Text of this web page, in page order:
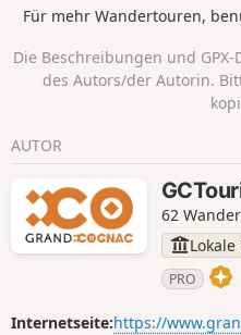
besticht durch große
Fluss „Né“ liegen. Einige
zu sehen.
Für mehr Wandertouren,
Die Beschreibungen und
des Autors/der Autorin.
AUTOR
62
PRO
Internetseite:https://